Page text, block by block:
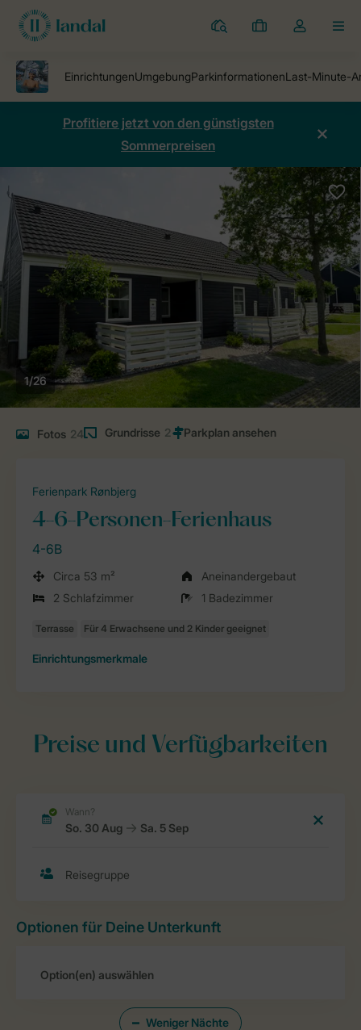
Ferienparks
Meine
Dropdown-
öffnen
Profitiere jetzt von den günstigsten
Sommerpreisen
1/26
Fotos 24 Grundrisse 2
Ferienpark Rønbjerg
4-6-Personen-Ferienhaus
4-6B
Circa 53 m²
Aneinandergebaut
2 Schlafzimmer
1 Badezimmer
Einrichtungsmerkmale
Preise und Verfügbarkeiten
Optionen für Deine Unterkunft
Weniger Nächte